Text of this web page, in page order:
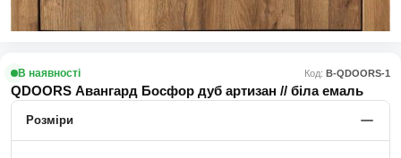
В наявності Код: В-QDOORS-1
QDOORS Авангард Босфор дуб артизан // біла емаль
Розміри